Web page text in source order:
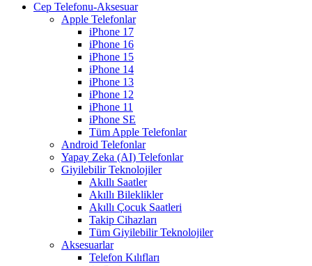
Cep Telefonu-Aksesuar
Apple Telefonlar
iPhone 17
iPhone 16
iPhone 15
iPhone 14
iPhone 13
iPhone 12
iPhone 11
iPhone SE
Tüm Apple Telefonlar
Android Telefonlar
Yapay Zeka (AI) Telefonlar
Giyilebilir Teknolojiler
Akıllı Saatler
Akıllı Bileklikler
Akıllı Çocuk Saatleri
Takip Cihazları
Tüm Giyilebilir Teknolojiler
Aksesuarlar
Telefon Kılıfları